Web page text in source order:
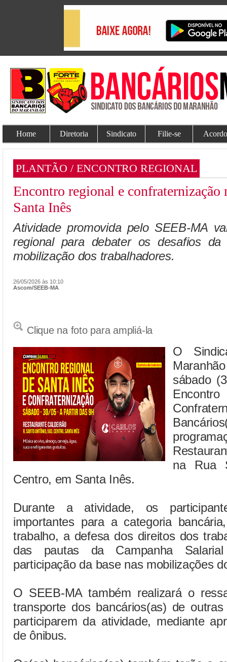
Home Diretoria Sindicato Filie-se
PLANTÃO / ENCONTRO REGIONAL
Encontro regional e confraternização
Santa Inês
Atividade promovida pelo SEEB-MA
regional para debater os desafios
mobilização dos trabalhadores.
26/05/2026 às 10:10
Ascom/SEEB-MA
Clique na foto para ampliá-la
O
sábado
na Rua
Centro, em Santa Inês.
Durante a atividade, os
importantes para a categoria
trabalho, a defesa dos direitos dos
das pautas da Campanha
participação da base nas mobilizações
O SEEB-MA também realizará o
transporte dos bancários(as) de
participarem da atividade, mediante
de ônibus.